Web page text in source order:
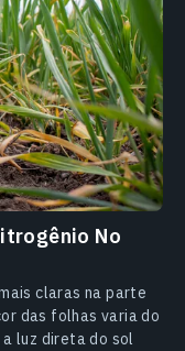
No
claras na parte
das folhas varia do
luz direta do sol